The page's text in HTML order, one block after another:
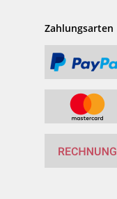
Zahlungsarten